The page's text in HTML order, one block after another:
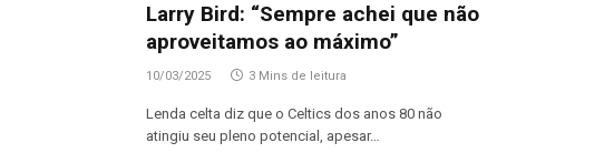
Larry Bird: “Sempre achei que não
aproveitamos ao máximo”
10/03/2025 3 Mins de leitura
Lenda celta diz que o Celtics dos anos 80 não
atingiu seu pleno potencial, apesar…